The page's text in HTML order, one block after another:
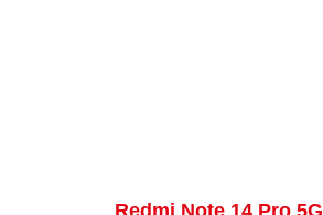
Redmi Note 14 Pro 5G